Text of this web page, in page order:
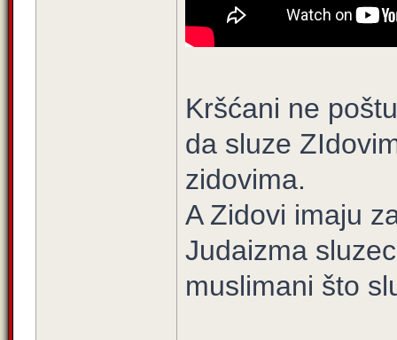
Kršćani ne
da sluze
zidovima.
A Zidovi imaju
Judaizma
muslimani što